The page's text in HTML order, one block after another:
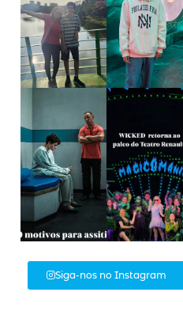
Siga-nos no Instagram